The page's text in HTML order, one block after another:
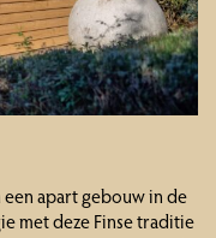
een apart gebouw in de
met deze Finse traditie